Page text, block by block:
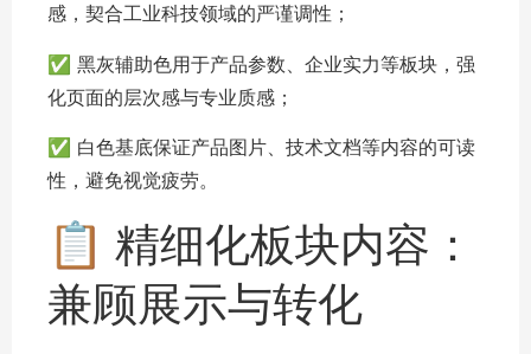
感，契合工业科技领域的严谨调性；
✅ 黑灰辅助色用于产品参数、企业实力等板块，强
化页面的层次感与专业质感；
✅ 白色基底保证产品图片、技术文档等内容的可读
性，避免视觉疲劳。
📋 精细化板块内容：
兼顾展示与转化